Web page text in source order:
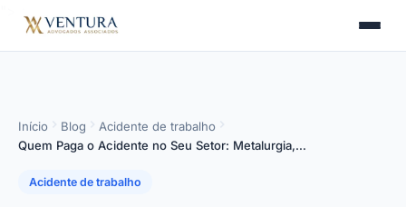
Início Blog
Acidente de trabalho
Quem Paga o Acidente no Seu Setor: Metalurgia,…
Acidente de trabalho